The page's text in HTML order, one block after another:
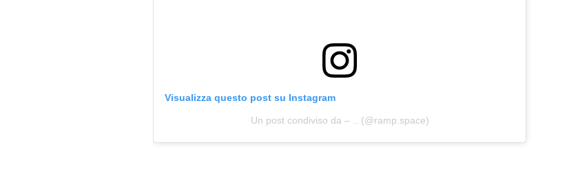
Visualizza questo post su Instagram
Un post condiviso da – .. (@ramp.space)